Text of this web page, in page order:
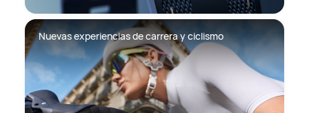
Nuevas experiencias de carrera y ciclismo